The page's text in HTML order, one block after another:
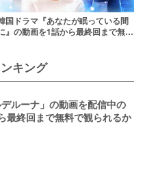
国ドラマ『あなたが眠っている間
』の動画を1話から最終回まで無料
キング
ルーナ」の動画を配信中の
最終回まで無料で観られるか